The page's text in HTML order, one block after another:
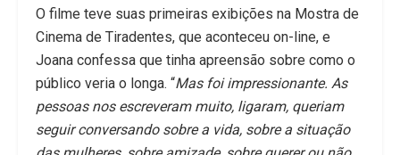
O filme teve suas primeiras exibições na Mostra de
Cinema de Tiradentes, que aconteceu on-line, e
Joana confessa que tinha apreensão sobre como o
público veria o longa. “Mas foi impressionante. As
pessoas nos escreveram muito, ligaram, queriam
seguir conversando sobre a vida, sobre a situação